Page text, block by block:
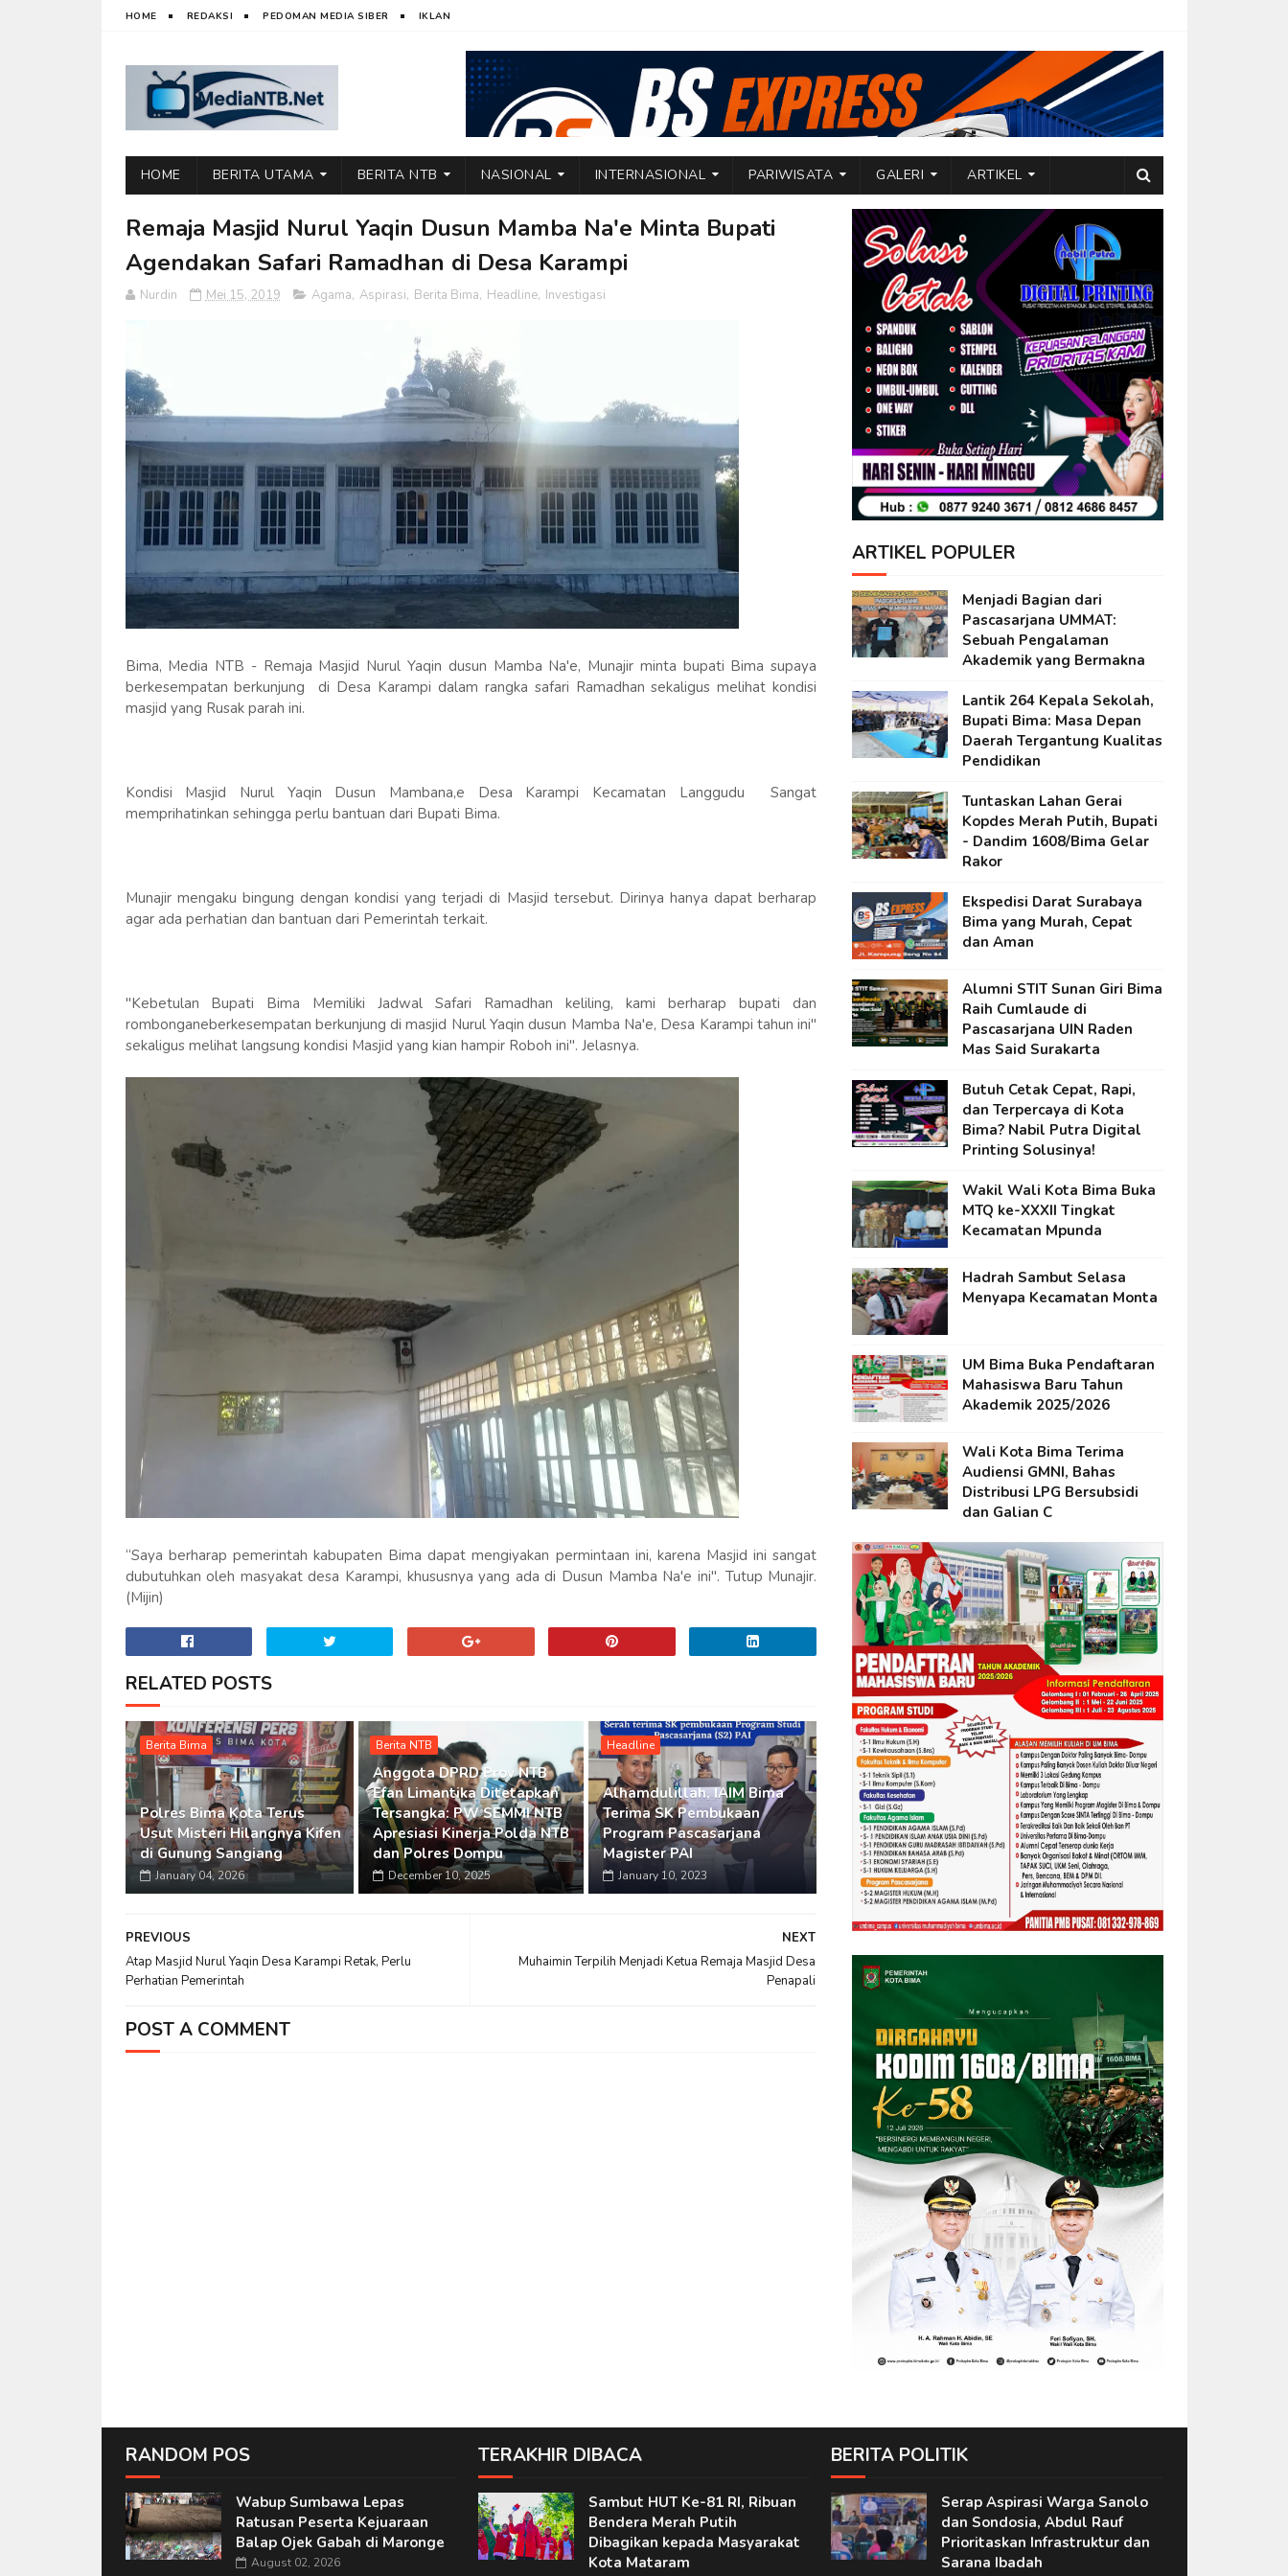
HOME REDAKSI PEDOMAN MEDIA SIBER IKLAN
HOME BERITA UTAMA BERITA NTB NASIONAL INTERNASIONAL PARIWISATA GALERI ARTIKEL
Remaja Masjid Nurul Yaqin Dusun Mamba Na'e Minta Bupati
Agendakan Safari Ramadhan di Desa Karampi
Nurdin Mei 15, 2019 Agama, Aspirasi, Berita Bima, Headline, Investigasi
Bima, Media NTB - Remaja Masjid Nurul Yaqin dusun Mamba Na'e, Munajir minta bupati Bima supaya
berkesempatan berkunjung di Desa Karampi dalam rangka safari Ramadhan sekaligus melihat kondisi
masjid yang Rusak parah ini.
Kondisi Masjid Nurul Yaqin Dusun Mambana,e Desa Karampi Kecamatan Langgudu Sangat
memprihatinkan sehingga perlu bantuan dari Bupati Bima.
Munajir mengaku bingung dengan kondisi yang terjadi di Masjid tersebut. Dirinya hanya dapat berharap
agar ada perhatian dan bantuan dari Pemerintah terkait.
"Kebetulan Bupati Bima Memiliki Jadwal Safari Ramadhan keliling, kami berharap bupati dan
rombonganeberkesempatan berkunjung di masjid Nurul Yaqin dusun Mamba Na'e, Desa Karampi tahun ini"
sekaligus melihat langsung kondisi Masjid yang kian hampir Roboh ini". Jelasnya.
“Saya berharap pemerintah kabupaten Bima dapat mengiyakan permintaan ini, karena Masjid ini sangat
dubutuhkan oleh masyakat desa Karampi, khususnya yang ada di Dusun Mamba Na'e ini". Tutup Munajir.
(Mijin)
RELATED POSTS
Berita Bima
Polres Bima Kota Terus
Usut Misteri Hilangnya Kifen
di Gunung Sangiang
January 04, 2026
Berita NTB
Anggota DPRD Prov NTB
Efan Limantika Ditetapkan
Tersangka: PW SEMMI NTB
Apresiasi Kinerja Polda NTB
dan Polres Dompu
December 10, 2025
Headline
Alhamdulillah, IAIM Bima
Terima SK Pembukaan
Program Pascasarjana
Magister PAI
January 10, 2023
NEXT
Muhaimin Terpilih Menjadi Ketua Remaja Masjid Desa
Penapali
PREVIOUS
Atap Masjid Nurul Yaqin Desa Karampi Retak, Perlu
Perhatian Pemerintah
POST A COMMENT
ARTIKEL POPULER
Menjadi Bagian dari
Pascasarjana UMMAT:
Sebuah Pengalaman
Akademik yang Bermakna
Lantik 264 Kepala Sekolah,
Bupati Bima: Masa Depan
Daerah Tergantung Kualitas
Pendidikan
Tuntaskan Lahan Gerai
Kopdes Merah Putih, Bupati
- Dandim 1608/Bima Gelar
Rakor
Ekspedisi Darat Surabaya
Bima yang Murah, Cepat
dan Aman
Alumni STIT Sunan Giri Bima
Raih Cumlaude di
Pascasarjana UIN Raden
Mas Said Surakarta
Butuh Cetak Cepat, Rapi,
dan Terpercaya di Kota
Bima? Nabil Putra Digital
Printing Solusinya!
Wakil Wali Kota Bima Buka
MTQ ke-XXXII Tingkat
Kecamatan Mpunda
Hadrah Sambut Selasa
Menyapa Kecamatan Monta
UM Bima Buka Pendaftaran
Mahasiswa Baru Tahun
Akademik 2025/2026
Wali Kota Bima Terima
Audiensi GMNI, Bahas
Distribusi LPG Bersubsidi
dan Galian C
RANDOM POS
Wabup Sumbawa Lepas
Ratusan Peserta Kejuaraan
Balap Ojek Gabah di Maronge
August 02, 2026
TERAKHIR DIBACA
Sambut HUT Ke-81 RI, Ribuan
Bendera Merah Putih
Dibagikan kepada Masyarakat
Kota Mataram
BERITA POLITIK
Serap Aspirasi Warga Sanolo
dan Sondosia, Abdul Rauf
Prioritaskan Infrastruktur dan
Sarana Ibadah